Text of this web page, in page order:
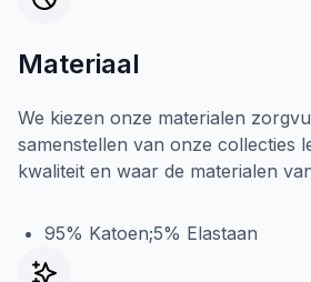
Materiaal
We kiezen onze materialen
samenstellen van onze collecties
kwaliteit en waar de materialen
95% Katoen;5% Elastaan